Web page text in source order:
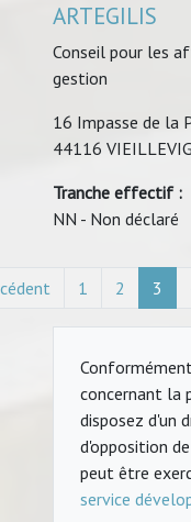
ARTEGILIS
Conseil pour les
gestion
16 Impasse de la
44116
Tranche effectif :
NN - Non déclaré
1 2 3
concernant la
disposez d'un
d'opposition
peut être
service